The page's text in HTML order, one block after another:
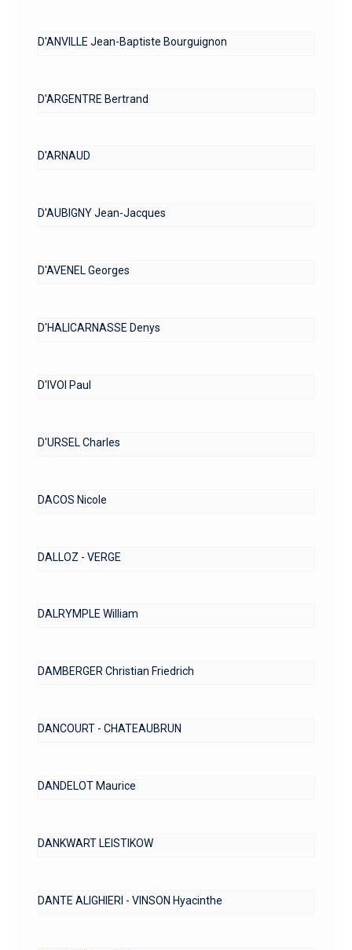
D'ANVILLE Jean-Baptiste Bourguignon
D'ARGENTRE Bertrand
D'ARNAUD
D'AUBIGNY Jean-Jacques
D'AVENEL Georges
D'HALICARNASSE Denys
D'IVOI Paul
D'URSEL Charles
DACOS Nicole
DALLOZ - VERGE
DALRYMPLE William
DAMBERGER Christian Friedrich
DANCOURT - CHATEAUBRUN
DANDELOT Maurice
DANKWART LEISTIKOW
DANTE ALIGHIERI - VINSON Hyacinthe